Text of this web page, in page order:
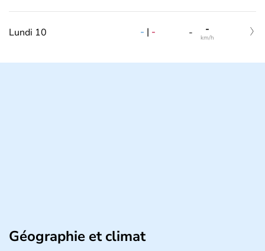
Lundi 10 - | - - -
km/h
Géographie et climat